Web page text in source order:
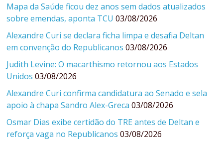
Mapa da Saúde ficou dez anos sem dados atualizados
sobre emendas, aponta TCU 03/08/2026
Alexandre Curi se declara ficha limpa e desafia Deltan
em convenção do Republicanos 03/08/2026
Judith Levine: O macarthismo retornou aos Estados
Unidos 03/08/2026
Alexandre Curi confirma candidatura ao Senado e sela
apoio à chapa Sandro Alex-Greca 03/08/2026
Osmar Dias exibe certidão do TRE antes de Deltan e
reforça vaga no Republicanos 03/08/2026